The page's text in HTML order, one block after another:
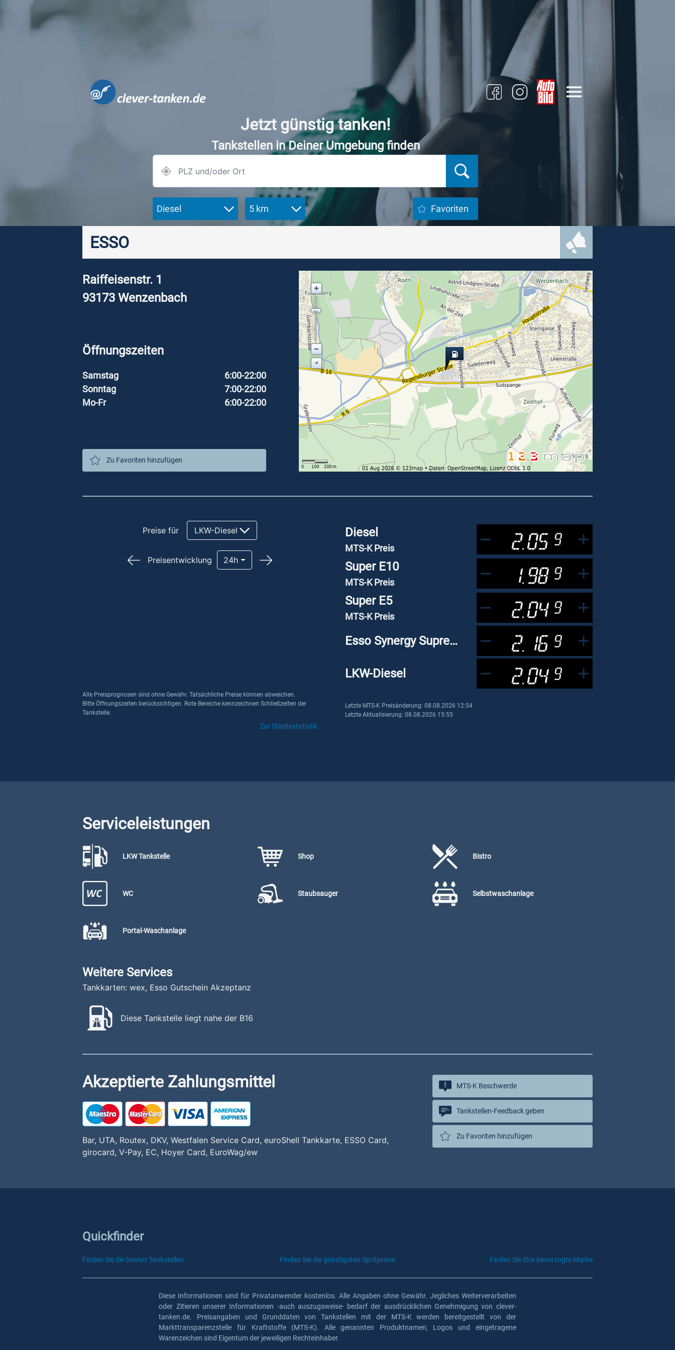
Jetzt günstig tanken!
Tankstellen in Deiner Umgebung finden
Diesel 5 km Favoriten
ESSO
Raiffeisenstr. 1
93173 Wenzenbach
Öffnungszeiten
Samstag
6:00-22:00
Sonntag
7:00-22:00
Mo-Fr
6:00-22:00
Zu Favoriten hinzufügen
Diesel
MTS-K Preis 2.05
9
Super E10
MTS-K Preis 1.98
9
Super E5
MTS-K Preis 2.04 9
Esso Synergy Supreme+ 2.16 9
LKW-Diesel 2.04 9
Letzte MTS-K Preisänderung: 08.08.2026 12:54
Letzte Aktualisierung: 08.08.2026 15:55
Preise für LKW-Diesel
Preisentwicklung 24h
Alle Preisprognosen sind ohne Gewähr. Tatsächliche Preise können abweichen.
Bitte Öffnungszeiten berücksichtigen. Rote Bereiche kennzeichnen Schließzeiten der
Tankstelle.
Zur Städtestatistik
Serviceleistungen
LKW Tankstelle Shop Bistro
WC Staubsauger Selbstwaschanlage
Portal-Waschanlage
Weitere Services
Tankkarten: wex, Esso Gutschein Akzeptanz
Diese Tankstelle liegt nahe der B16
Akzeptierte Zahlungsmittel
Bar, UTA, Routex, DKV, Westfalen Service Card, euroShell Tankkarte, ESSO Card,
girocard, V-Pay, EC, Hoyer Card, EuroWag/ew
MTS-K Beschwerde
Tankstellen-Feedback geben
Zu Favoriten hinzufügen
Quickfinder
Finden Sie die besten Tankstellen Finden Sie die günstigsten Spritpreise Finden Sie Ihre bevorzugte Marke
Diese Informationen sind für Privatanwender kostenlos. Alle Angaben ohne Gewähr. Jegliches Weiterverarbeiten
oder Zitieren unserer Informationen -auch auszugsweise- bedarf der ausdrücklichen Genehmigung von clever-
tanken.de. Preisangaben und Grunddaten von Tankstellen mit der MTS-K werden bereitgestellt von der
Markttransparenzstelle für Kraftstoffe (MTS-K). Alle genannten Produktnamen, Logos und eingetragene
Warenzeichen sind Eigentum der jeweiligen Rechteinhaber.